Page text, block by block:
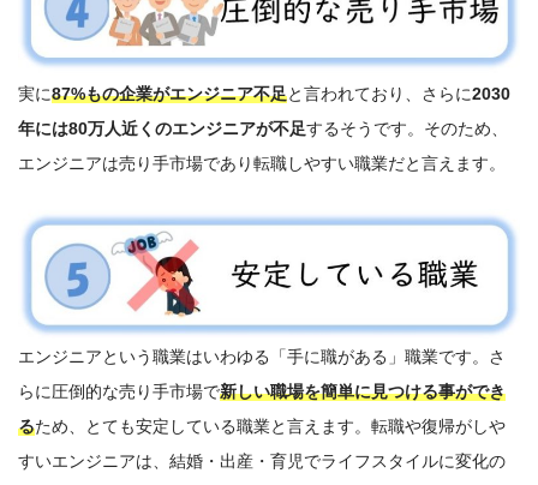
実に87%もの企業がエンジニア不足と言われており、さらに2030
年には80万人近くのエンジニアが不足するそうです。そのため、
エンジニアは売り手市場であり転職しやすい職業だと言えます。
エンジニアという職業はいわゆる「手に職がある」職業です。さ
らに圧倒的な売り手市場で新しい職場を簡単に見つける事ができ
るため、とても安定している職業と言えます。転職や復帰がしや
すいエンジニアは、結婚・出産・育児でライフスタイルに変化の